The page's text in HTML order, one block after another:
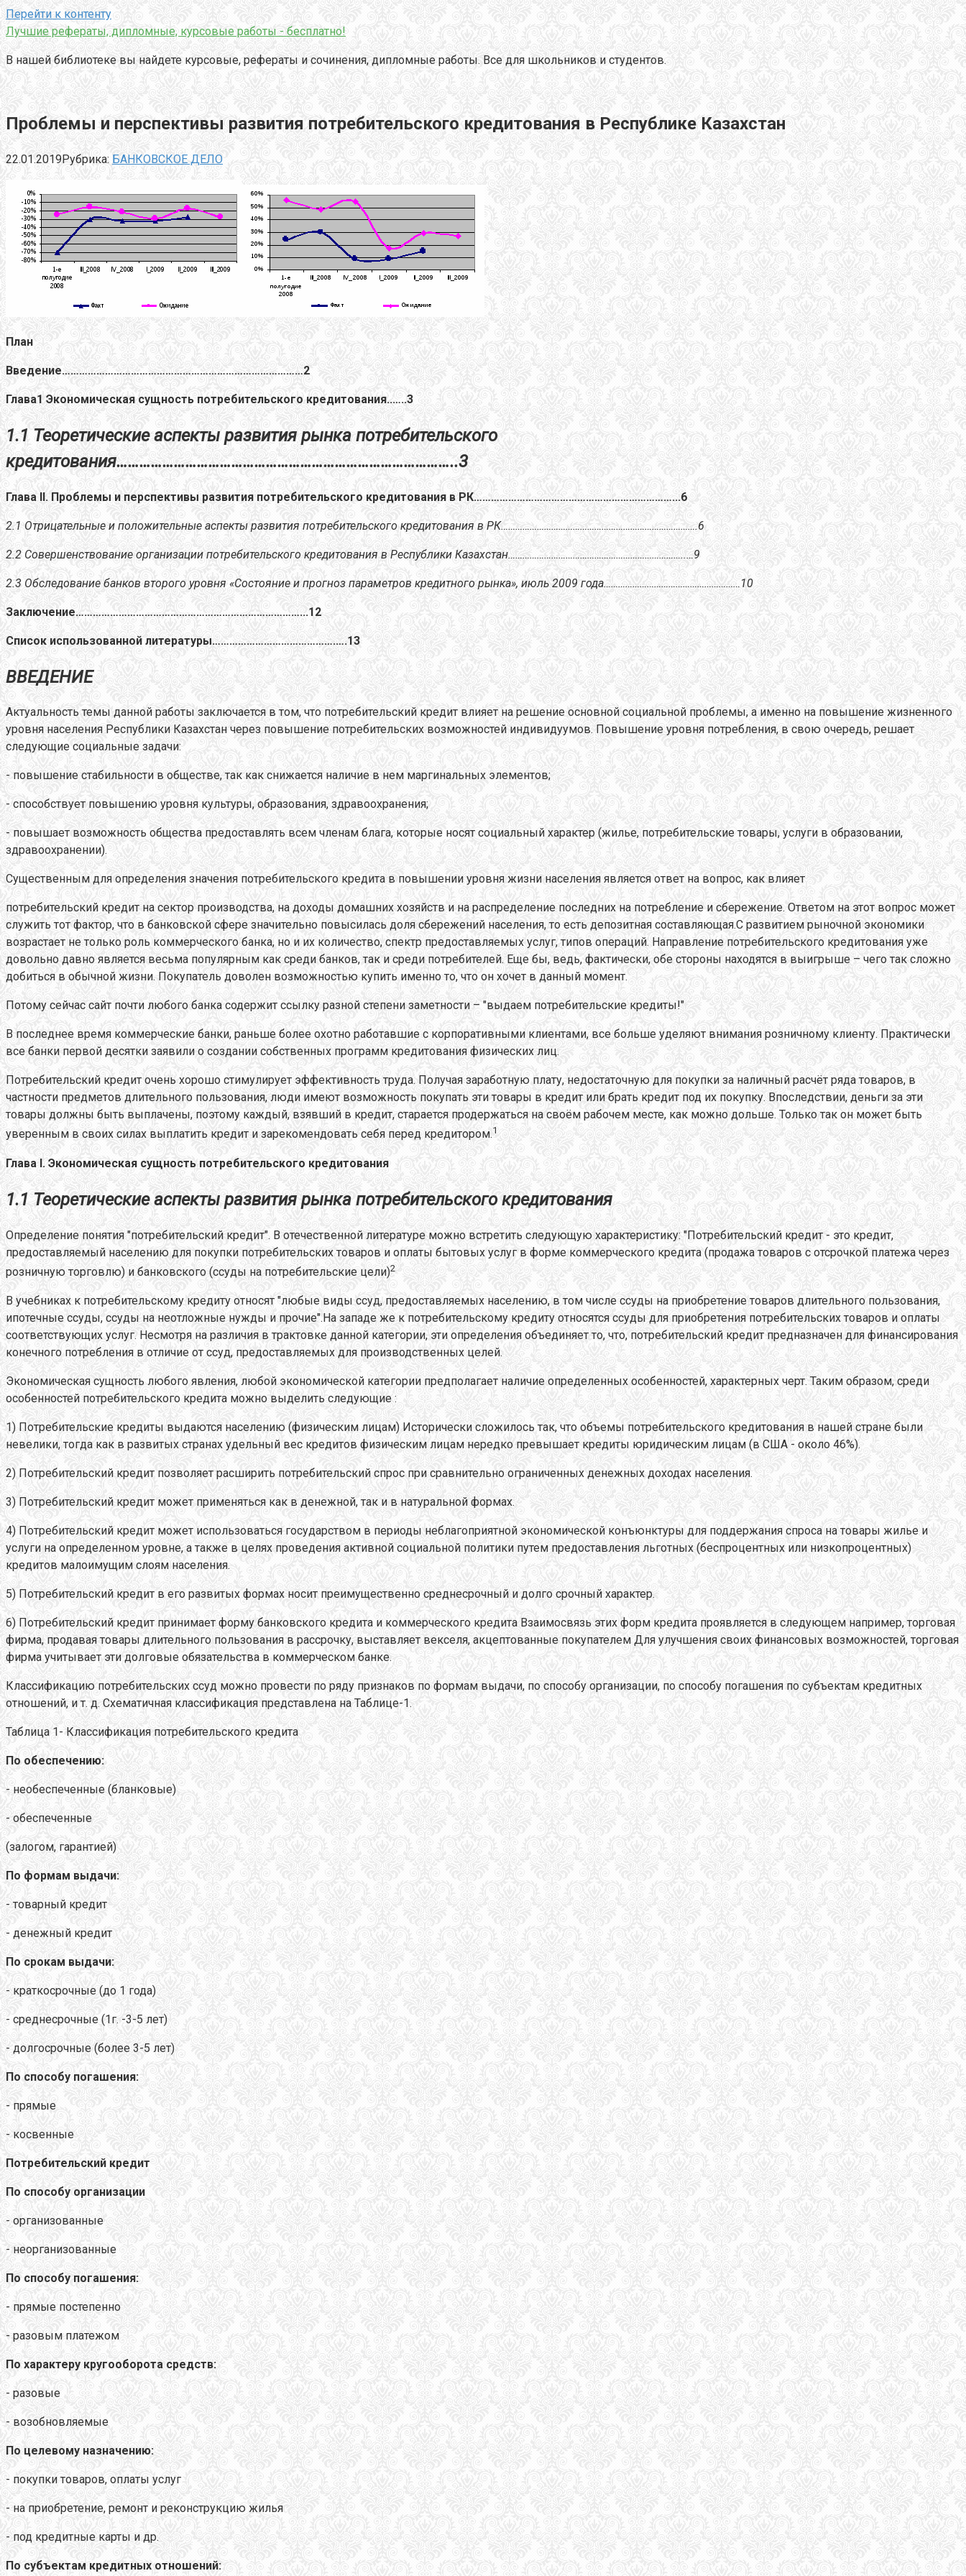
Перейти к контенту
Лучшие рефераты, дипломные, курсовые работы - бесплатно!
В нашей библиотеке вы найдете курсовые, рефераты и сочинения, дипломные работы. Все для школьников и студентов.
Проблемы и перспективы развития потребительского кредитования в Республике Казахстан
22.01.2019Рубрика: БАНКОВСКОЕ ДЕЛО
План
Введение…………………………………………………………………………2
Глава1 Экономическая сущность потребительского кредитования..…..3
1.1 Теоретические аспекты развития рынка потребительского
кредитования……………………………………………………………………………..3
Глава II. Проблемы и перспективы развития потребительского кредитования в РК……………………………………………………………...6
2.1 Отрицательные и положительные аспекты развития потребительского кредитования в РК……………………………………………………………………….6
2.2 Совершенствование организации потребительского кредитования в Республики Казахстан………………………………………………………………..…9
2.3 Обследование банков второго уровня «Состояние и прогноз параметров кредитного рынка», июль 2009 года…………………………………………………10
Заключение……………………………………………………………………...12
Список использованной литературы…………………………………….….13
ВВЕДЕНИЕ
Актуальность темы данной работы заключается в том, что потребительский кредит влияет на решение основной социальной проблемы, а именно на повышение жизненного
уровня населения Республики Казахстан через повышение потребительских возможностей индивидуумов. Повышение уровня потребления, в свою очередь, решает
следующие социальные задачи:
- повышение стабильности в обществе, так как снижается наличие в нем маргинальных элементов;
- способствует повышению уровня культуры, образования, здравоохранения;
- повышает возможность общества предоставлять всем членам блага, которые носят социальный характер (жилье, потребительские товары, услуги в образовании,
здравоохранении).
Существенным для определения значения потребительского кредита в повышении уровня жизни населения является ответ на вопрос, как влияет
потребительский кредит на сектор производства, на доходы домашних хозяйств и на распределение последних на потребление и сбережение. Ответом на этот вопрос может
служить тот фактор, что в банковской сфере значительно повысилась доля сбережений населения, то есть депозитная составляющая.С развитием рыночной экономики
возрастает не только роль коммерческого банка, но и их количество, спектр предоставляемых услуг, типов операций. Направление потребительского кредитования уже
довольно давно является весьма популярным как среди банков, так и среди потребителей. Еще бы, ведь, фактически, обе стороны находятся в выигрыше – чего так сложно
добиться в обычной жизни. Покупатель доволен возможностью купить именно то, что он хочет в данный момент.
Потому сейчас сайт почти любого банка содержит ссылку разной степени заметности – "выдаем потребительские кредиты!"
В последнее время коммерческие банки, раньше более охотно работавшие с корпоративными клиентами, все больше уделяют внимания розничному клиенту. Практически
все банки первой десятки заявили о создании собственных программ кредитования физических лиц.
Потребительский кредит очень хорошо стимулирует эффективность труда. Получая заработную плату, недостаточную для покупки за наличный расчёт ряда товаров, в
частности предметов длительного пользования, люди имеют возможность покупать эти товары в кредит или брать кредит под их покупку. Впоследствии, деньги за эти
товары должны быть выплачены, поэтому каждый, взявший в кредит, старается продержаться на своём рабочем месте, как можно дольше. Только так он может быть
уверенным в своих силах выплатить кредит и зарекомендовать себя перед кредитором.1
Глава I. Экономическая сущность потребительского кредитования
1.1 Теоретические аспекты развития рынка потребительского кредитования
Определение понятия "потребительский кредит". В отечественной литературе можно встретить следующую характеристику: "Потребительский кредит - это кредит,
предоставляемый населению для покупки потребительских товаров и оплаты бытовых услуг в форме коммерческого кредита (продажа товаров с отсрочкой платежа через
розничную торговлю) и банковского (ссуды на потребительские цели)2
В учебниках к потребительскому кредиту относят "любые виды ссуд, предоставляемых населению, в том числе ссуды на приобретение товаров длительного пользования,
ипотечные ссуды, ссуды на неотложные нужды и прочие".На западе же к потребительскому кредиту относятся ссуды для приобретения потребительских товаров и оплаты
соответствующих услуг. Несмотря на различия в трактовке данной категории, эти определения объединяет то, что, потребительский кредит предназначен для финансирования
конечного потребления в отличие от ссуд, предоставляемых для производственных целей.
Экономическая сущность любого явления, любой экономической категории предполагает наличие определенных особенностей, характерных черт. Таким образом, среди
особенностей потребительского кредита можно выделить следующие :
1) Потребительские кредиты выдаются населению (физическим лицам) Исторически сложилось так, что объемы потребительского кредитования в нашей стране были
невелики, тогда как в развитых странах удельный вес кредитов физическим лицам нередко превышает кредиты юридическим лицам (в США - около 46%).
2) Потребительский кредит позволяет расширить потребительский спрос при сравнительно ограниченных денежных доходах населения.
3) Потребительский кредит может применяться как в денежной, так и в натуральной формах.
4) Потребительский кредит может использоваться государством в периоды неблагоприятной экономической конъюнктуры для поддержания спроса на товары жилье и
услуги на определенном уровне, а также в целях проведения активной социальной политики путем предоставления льготных (беспроцентных или низкопроцентных)
кредитов малоимущим слоям населения.
5) Потребительский кредит в его развитых формах носит преимущественно среднесрочный и долго срочный характер.
6) Потребительский кредит принимает форму банковского кредита и коммерческого кредита Взаимосвязь этих форм кредита проявляется в следующем например, торговая
фирма, продавая товары длительного пользования в рассрочку, выставляет векселя, акцептованные покупателем Для улучшения своих финансовых возможностей, торговая
фирма учитывает эти долговые обязательства в коммерческом банке.
Классификацию потребительских ссуд можно провести по ряду признаков по формам выдачи, по способу организации, по способу погашения по субъектам кредитных
отношений, и т. д. Схематичная классификация представлена на Таблице-1.
Таблица 1- Классификация потребительского кредита
По обеспечению:
- необеспеченные (бланковые)
- обеспеченные
(залогом, гарантией)
По формам выдачи:
- товарный кредит
- денежный кредит
По срокам выдачи:
- краткосрочные (до 1 года)
- среднесрочные (1г. -3-5 лет)
- долгосрочные (более 3-5 лет)
По способу погашения:
- прямые
- косвенные
Потребительский кредит
По способу организации
- организованные
- неорганизованные
По способу погашения:
- прямые постепенно
- разовым платежом
По характеру кругооборота средств:
- разовые
- возобновляемые
По целевому назначению:
- покупки товаров, оплаты услуг
- на приобретение, ремонт и реконструкцию жилья
- под кредитные карты и др.
По субъектам кредитных отношений: